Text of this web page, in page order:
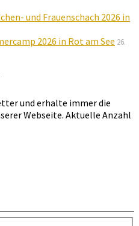
und Frauenschach 2026 in
2026 in Rot am See 26.
und erhalte immer die
Webseite. Aktuelle Anzahl